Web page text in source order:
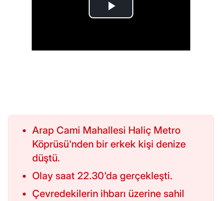
Arap Cami Mahallesi Haliç Metro
Köprüsü'nden bir erkek kişi denize
düştü.
Olay saat 22.30'da gerçekleşti.
Çevredekilerin ihbarı üzerine sahil